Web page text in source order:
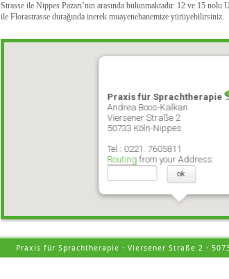
Strasse ile Nippes Pazarı’nın arasında bulunmaktadır. 12 ve 15
ile Florastrasse durağında inerek muayenehanemize yürüyebilirsiniz.
Praxis für Sprachtherapie
Andrea Boos-Kalkan
Viersener Straße 2
50733 Köln-Nippes
Tel.: 0221. 7605811
Routing from your Address:
Praxis für Sprachtherapie · Viersener Straße 2 ·